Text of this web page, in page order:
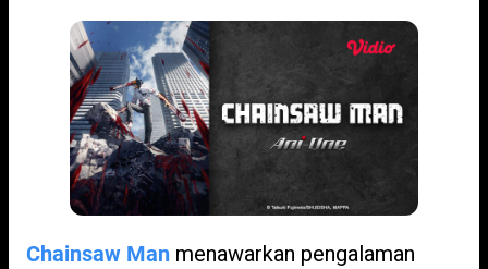
Chainsaw Man menawarkan pengalaman